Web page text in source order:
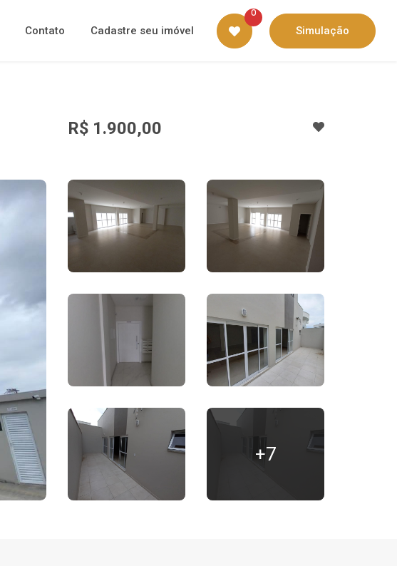
Contato Cadastre seu imóvel
0
Simulação
R$ 1.900,00
+7